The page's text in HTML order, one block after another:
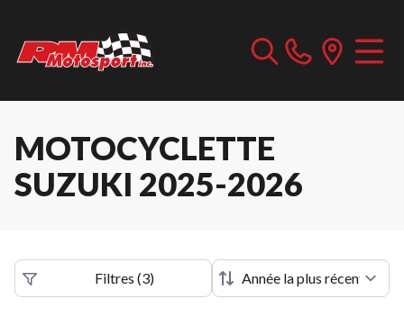
MOTOCYCLETTE
SUZUKI 2025-2026
Filtres (3)